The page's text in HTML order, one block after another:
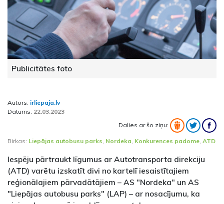
Publicitātes foto
Autors: irliepaja.lv
Datums: 22.03.2023
Dalies ar šo ziņu:
Birkas: Liepājas autobusu parks Nordeka Konkurences padome ATD
Iespēju pārtraukt līgumus ar Autotransporta direkciju
(ATD) varētu izskatīt divi no kartelī iesaistītajiem
reģionālajiem pārvadātājiem – AS "Nordeka" un AS
"Liepājas autobusu parks" (LAP) – ar nosacījumu, ka